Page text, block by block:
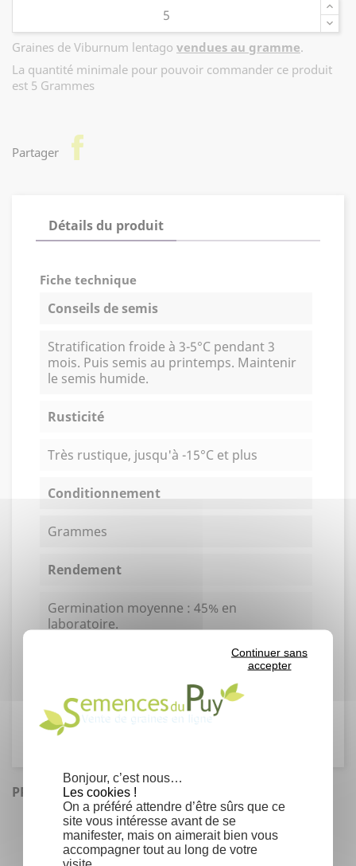
Bonjour, c’est nous…
Les cookies !
On a préféré attendre d’être sûrs que ce
site vous intéresse avant de se
manifester, mais on aimerait bien vous
accompagner tout au long de votre
visite…
Continuer sans
accepter
Graines de Viburnum lentago vendues au gramme.
La quantité minimale pour pouvoir commander ce produit
est 5 Grammes
Partager facebook
Détails du produit
Fiche technique
Conseils de semis
Stratification froide à 3-5°C pendant 3
mois. Puis semis au printemps. Maintenir
le semis humide.
Rusticité
Très rustique, jusqu'à -15°C et plus
Conditionnement
Grammes
Rendement
Germination moyenne : 45% en
laboratoire.
Adoxaceae
PRODUITS SIMILAIRES